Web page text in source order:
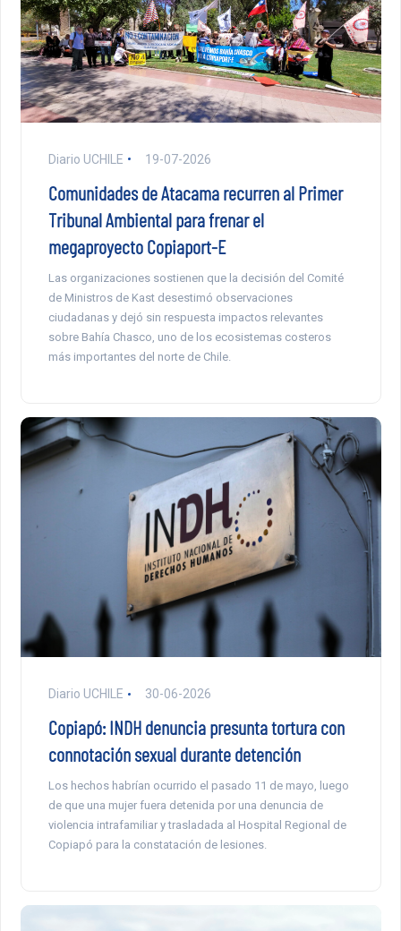
Diario UCHILE 19-07-2026
Comunidades de Atacama recurren al Primer
Tribunal Ambiental para frenar el
megaproyecto Copiaport-E
Las organizaciones sostienen que la decisión del Comité
de Ministros de Kast desestimó observaciones
ciudadanas y dejó sin respuesta impactos relevantes
sobre Bahía Chasco, uno de los ecosistemas costeros
más importantes del norte de Chile.
Diario UCHILE 30-06-2026
Copiapó: INDH denuncia presunta tortura con
connotación sexual durante detención
Los hechos habrían ocurrido el pasado 11 de mayo, luego
de que una mujer fuera detenida por una denuncia de
violencia intrafamiliar y trasladada al Hospital Regional de
Copiapó para la constatación de lesiones.